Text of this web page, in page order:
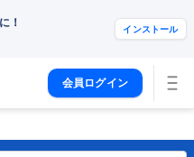
！ インストール
会員ログイン